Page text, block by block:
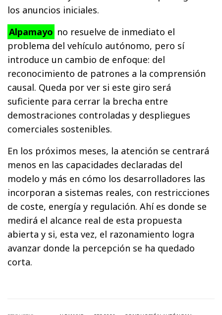
los anuncios iniciales.
Alpamayo no resuelve de inmediato el
problema del vehículo autónomo, pero sí
introduce un cambio de enfoque: del
reconocimiento de patrones a la comprensión
causal. Queda por ver si este giro será
suficiente para cerrar la brecha entre
demostraciones controladas y despliegues
comerciales sostenibles.
En los próximos meses, la atención se centrará
menos en las capacidades declaradas del
modelo y más en cómo los desarrolladores las
incorporan a sistemas reales, con restricciones
de coste, energía y regulación. Ahí es donde se
medirá el alcance real de esta propuesta
abierta y si, esta vez, el razonamiento logra
avanzar donde la percepción se ha quedado
corta.